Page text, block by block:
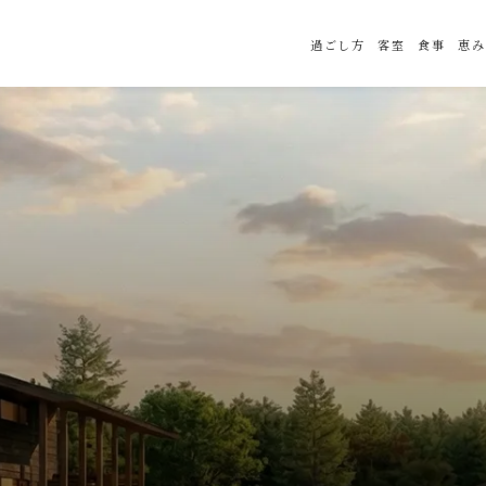
過ごし方 客室 食事 恵